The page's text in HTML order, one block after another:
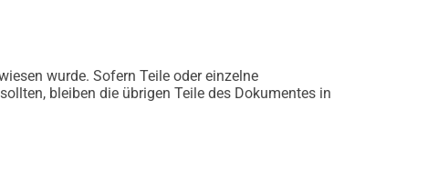
wurde. Sofern Teile oder einzelne
bleiben die übrigen Teile des Dokumentes in